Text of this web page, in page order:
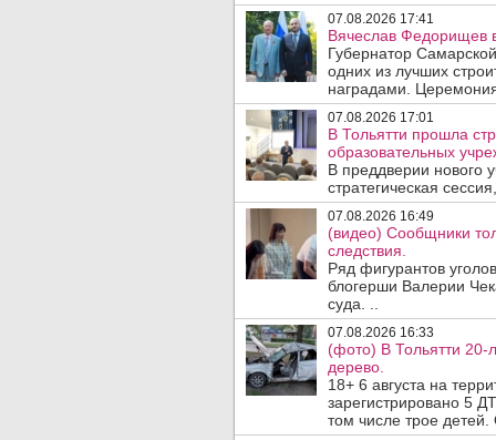
07.08.2026 17:41
Вячеслав Федорищев
Губернатор
одних из лучших
наградами.
07.08.2026 17:01
В Тольятти прошла
образовательных
В преддверии нового
стратегическая
07.08.2026 16:49
(видео) Сообщники
следствия.
Ряд фигурантов
блогерши Валерии
суда. ..
07.08.2026 16:33
(фото) В Тольятти 20-
дерево.
18+ 6 августа на
зарегистрировано 5
том числе трое